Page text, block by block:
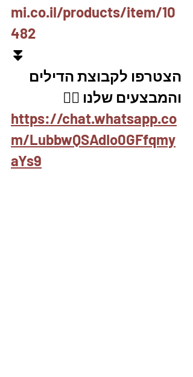
mi.co.il/products/item/10
482
⏬
הצטרפו לקבוצת הדילים
והמבצעים שלנו 👇🏽
https://chat.whatsapp.co
m/LubbwQSAdIo0GFfqmy
aYs9